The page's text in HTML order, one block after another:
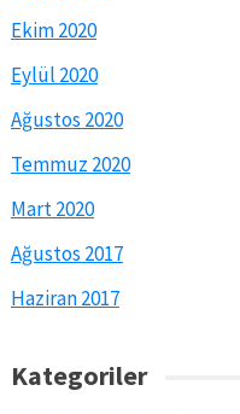
Ekim 2020
Eylül 2020
Ağustos 2020
Temmuz 2020
Mart 2020
Ağustos 2017
Haziran 2017
Kategoriler